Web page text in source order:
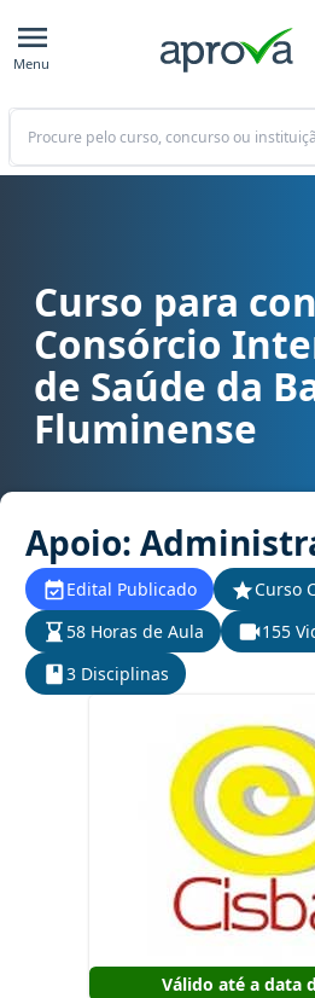
Menu
Buscar
Curso para concurso CISBAF (RJ) -
Curso para
Consórcio
de Saúde da
Fluminense
Apoio:
Edital Publicado
Curso
58 Horas de Aula
155
3 Disciplinas
Válido até a data